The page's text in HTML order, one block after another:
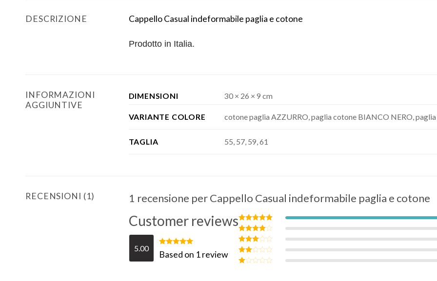
DESCRIZIONE Cappello Casual indeformabile paglia e cotone
Prodotto in Italia.
INFORMAZIONI
AGGIUNTIVE
DIMENSIONI 30 × 26 × 9 cm
VARIANTE COLORE cotone paglia AZZURRO, paglia cotone BIANCO NERO,
TAGLIA 55, 57, 59, 61
RECENSIONI (1) 1 recensione perCappello Casual indeformabile paglia e cotone
Customer reviews
5.00
Valutato
5.00su 5
Based on 1 review
Valutato5
su 5
Valutato
4su 5
Valutato
3su 5
Valutato